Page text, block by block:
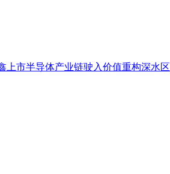
上市半导体产业链驶入价值重构深水区